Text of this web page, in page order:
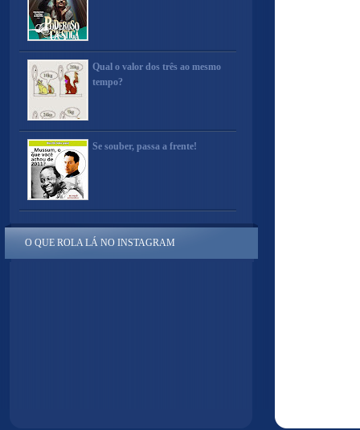
Qual o valor dos três ao mesmo
tempo?
Se souber, passa a frente!
O QUE ROLA LÁ NO INSTAGRAM